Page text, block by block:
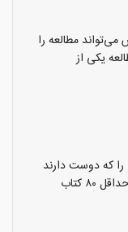
مطالعه را
یکی از
را که دوست دارند
شما برایشان بخوانید، انتخاب کنند. نتیجه یک تحقیق در دانشگاه ملی استرالیا نشان می‌دهد که بزرگ‌شدن در یک خانه پر از کتاب تاثیر عمده‌ای بر میزان سواد کودکان در آینده خواهد داشت؛ اما این کتابخانه باید حداقل ۸۰ کتاب